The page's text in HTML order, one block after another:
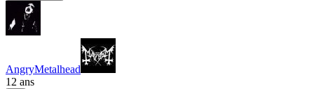
AngryMetalhead
12 ans